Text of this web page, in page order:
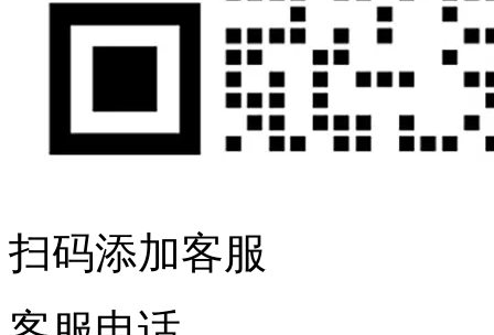
扫码添加客服